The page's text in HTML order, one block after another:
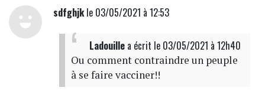
sdfghjkle 03/05/2021 à 12:53
Ladouillea écrit le 03/05/2021 à 12h40
Ou comment contraindre un peuple
à se faire vacciner!!